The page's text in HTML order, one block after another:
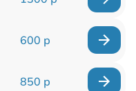
600 р
850 р